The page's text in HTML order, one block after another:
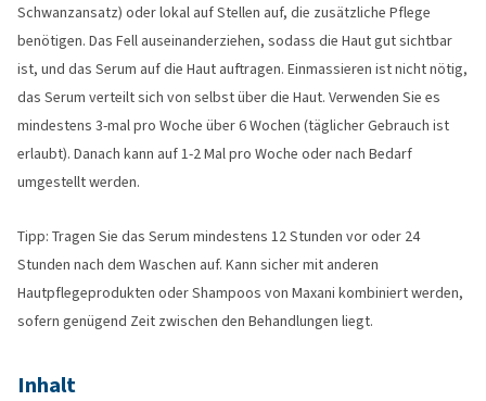
Schwanzansatz) oder lokal auf Stellen auf, die zusätzliche Pflege
benötigen. Das Fell auseinanderziehen, sodass die Haut gut sichtbar
ist, und das Serum auf die Haut auftragen. Einmassieren ist nicht nötig,
das Serum verteilt sich von selbst über die Haut. Verwenden Sie es
mindestens 3-mal pro Woche über 6 Wochen (täglicher Gebrauch ist
erlaubt). Danach kann auf 1-2 Mal pro Woche oder nach Bedarf
umgestellt werden.
Tipp: Tragen Sie das Serum mindestens 12 Stunden vor oder 24
Stunden nach dem Waschen auf. Kann sicher mit anderen
Hautpflegeprodukten oder Shampoos von Maxani kombiniert werden,
sofern genügend Zeit zwischen den Behandlungen liegt.
Inhalt